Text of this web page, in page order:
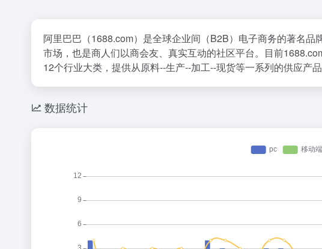
阿里巴巴（1688.com）是全球企业间（B2B）电子商务的著名
市场，也是商人们以商会友、真实互动的社区平台。目前
12个行业大类，提供从原料--生产--加工--现货等一系列的供应产
数据统计